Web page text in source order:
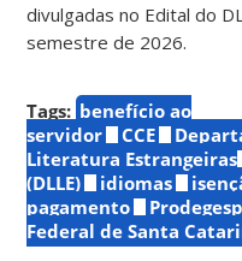
divulgadas no Edital do
semestre de 2026.
Tags: benefício ao
servidor
CCE
Literatura Estrangeiras
(DLLE)
idiomas
pagamento
Prodegesp
Federal de Santa